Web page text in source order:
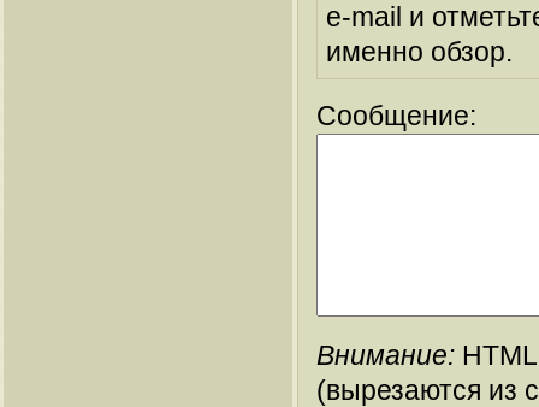
e-mail и
именно обзор.
Сообщение:
Внимание:
(вырезаются из